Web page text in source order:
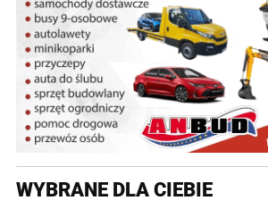
WYBRANE DLA CIEBIE